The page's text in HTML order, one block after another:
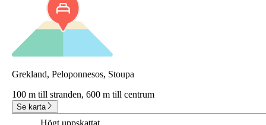
Grekland, Peloponnesos, Stoupa
100 m till stranden, 600 m till centrum
Se karta